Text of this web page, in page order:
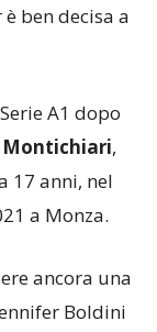
ben decisa a
A1 dopo
Montichiari,
17 anni, nel
a Monza.
ancora una
Boldini